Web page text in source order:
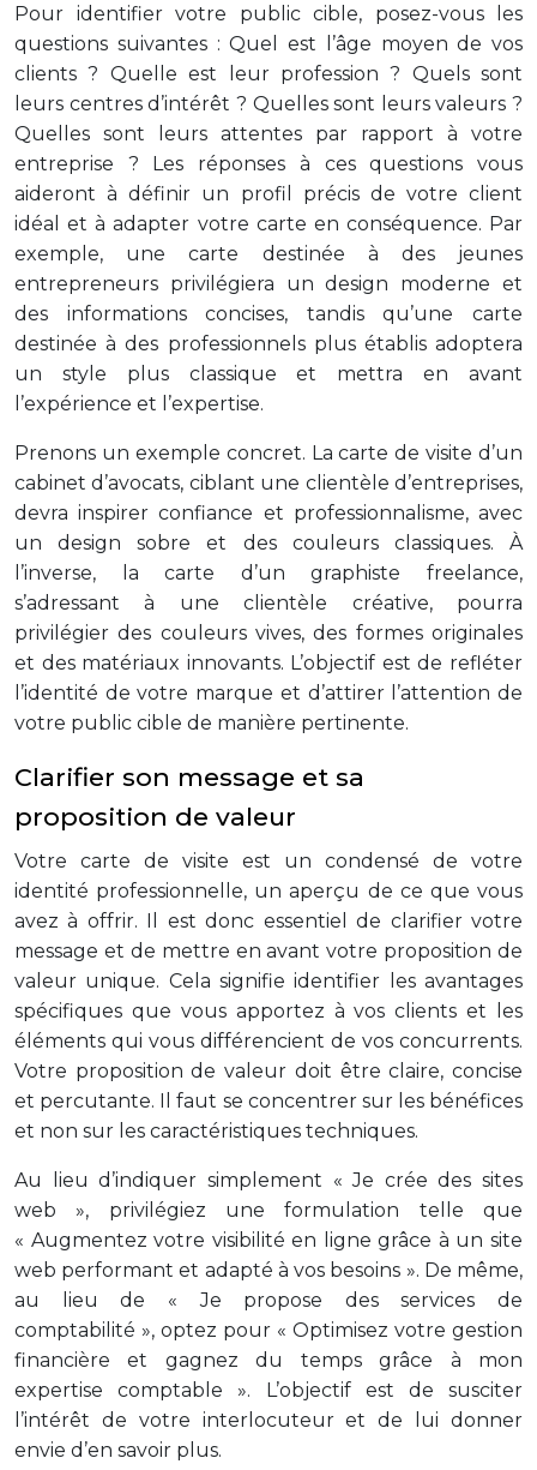
Pour identifier votre public cible, posez-vous les
questions suivantes : Quel est l’âge moyen de vos
clients ? Quelle est leur profession ? Quels sont
leurs centres d’intérêt ? Quelles sont leurs valeurs ?
Quelles sont leurs attentes par rapport à votre
entreprise ? Les réponses à ces questions vous
aideront à définir un profil précis de votre client
idéal et à adapter votre carte en conséquence. Par
exemple, une carte destinée à des jeunes
entrepreneurs privilégiera un design moderne et
des informations concises, tandis qu’une carte
destinée à des professionnels plus établis adoptera
un style plus classique et mettra en avant
l’expérience et l’expertise.
Prenons un exemple concret. La carte de visite d’un
cabinet d’avocats, ciblant une clientèle d’entreprises,
devra inspirer confiance et professionnalisme, avec
un design sobre et des couleurs classiques. À
l’inverse, la carte d’un graphiste freelance,
s’adressant à une clientèle créative, pourra
privilégier des couleurs vives, des formes originales
et des matériaux innovants. L’objectif est de refléter
l’identité de votre marque et d’attirer l’attention de
votre public cible de manière pertinente.
Clarifier son message et sa
proposition de valeur
Votre carte de visite est un condensé de votre
identité professionnelle, un aperçu de ce que vous
avez à offrir. Il est donc essentiel de clarifier votre
message et de mettre en avant votre proposition de
valeur unique. Cela signifie identifier les avantages
spécifiques que vous apportez à vos clients et les
éléments qui vous différencient de vos concurrents.
Votre proposition de valeur doit être claire, concise
et percutante. Il faut se concentrer sur les bénéfices
et non sur les caractéristiques techniques.
Au lieu d’indiquer simplement « Je crée des sites
web », privilégiez une formulation telle que
« Augmentez votre visibilité en ligne grâce à un site
web performant et adapté à vos besoins ». De même,
au lieu de « Je propose des services de
comptabilité », optez pour « Optimisez votre gestion
financière et gagnez du temps grâce à mon
expertise comptable ». L’objectif est de susciter
l’intérêt de votre interlocuteur et de lui donner
envie d’en savoir plus.